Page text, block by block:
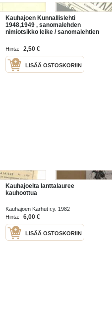
Kauhajoen Kunnallislehti
1948,1949 , sanomalehden
nimiotsikko leike / sanomalehtien
Hinta: 2,50 €
LISÄÄ OSTOSKORIIN
Kauhajoelta lanttalauree
kauhoottua
Kauhajoen Karhut r.y. 1982
Hinta:
6,00 €
LISÄÄ OSTOSKORIIN